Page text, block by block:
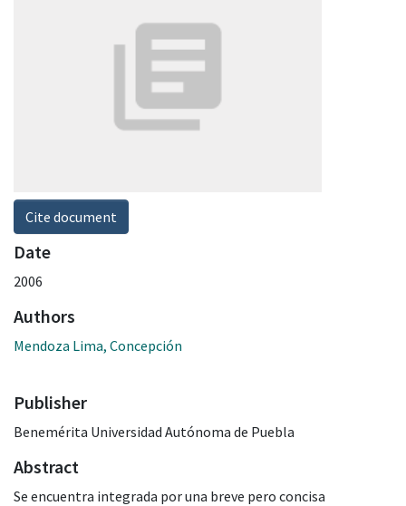
Cite document
Date
2006
Authors
Mendoza Lima, Concepción
Publisher
Benemérita Universidad Autónoma de Puebla
Abstract
Se encuentra integrada por una breve pero concisa